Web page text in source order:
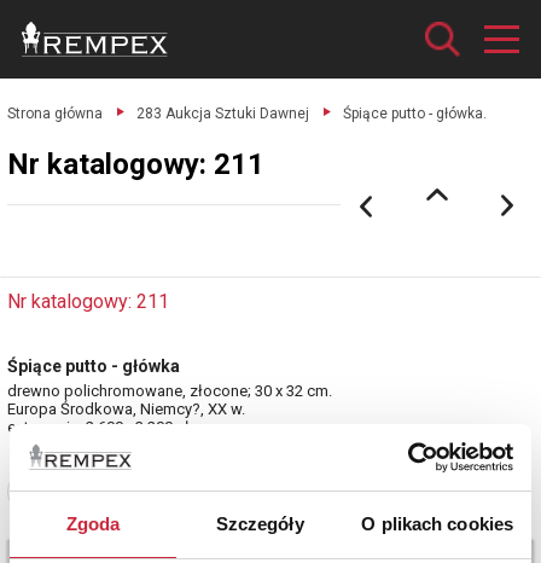
Zgoda Szczegóły O plikach cookies
Strona główna 283 Aukcja Sztuki Dawnej Śpiące putto - główka.
Nr katalogowy: 211
Nr katalogowy: 211
Śpiące putto - główka
drewno polichromowane, złocone; 30 x 32 cm.
Europa Środkowa, Niemcy?, XX w.
estymacja: 2 600 - 3 200 zł
Zobacz pełne informacje